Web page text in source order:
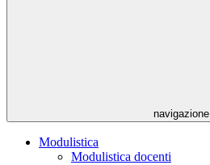
navigazione
Modulistica
Modulistica docenti